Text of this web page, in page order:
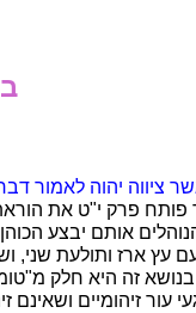
ציווה יהוה לאמור
פותח פרק י"ט את
אותם יבצע
עץ ארז ותולעת
זה היא חלק
עור זיהומיים